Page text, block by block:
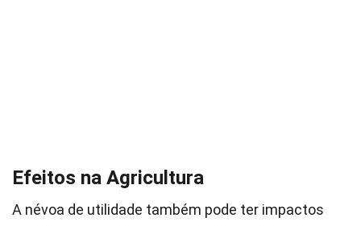
Efeitos na Agricultura
A névoa de utilidade também pode ter impactos